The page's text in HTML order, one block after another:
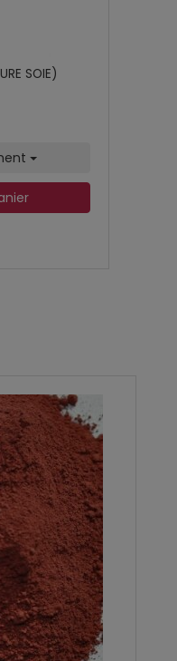
SOIE)